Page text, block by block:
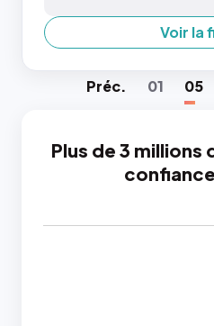
Voir la
Préc. 01 05
Plus de 3 millions